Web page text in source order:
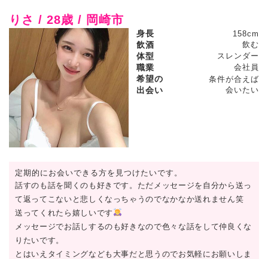
りさ / 28歳 / 岡崎市
身長 158cm
飲酒 飲む
体型 スレンダー
職業 会社員
希望の
出会い
条件が合えば
会いたい
定期的にお会いできる方を見つけたいです。
話すのも話を聞くのも好きです。ただメッセージを自分から送っ
て返ってこないと悲しくなっちゃうのでなかなか送れません笑
送ってくれたら嬉しいです
メッセージでお話しするのも好きなので色々な話をして仲良くな
りたいです。
とはいえタイミングなども大事だと思うのでお気軽にお願いしま